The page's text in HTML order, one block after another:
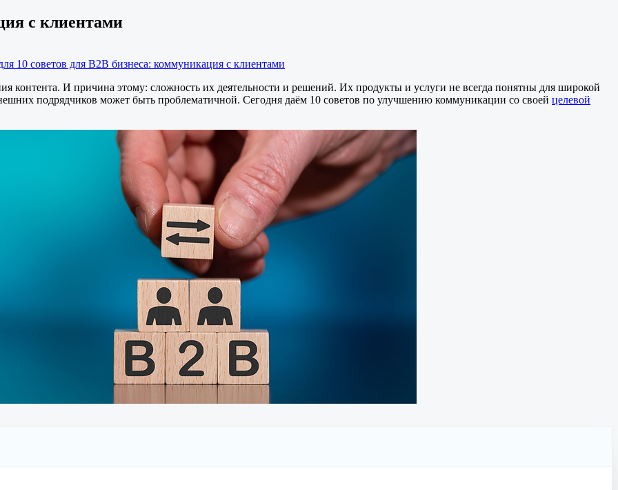
с клиентами
10 советов для B2B бизнеса: коммуникация с клиентами
контента. И причина этому: сложность их деятельности и решений. Их продукты и услуги не всегда понятны для широкой
подрядчиков может быть проблематичной. Сегодня даём 10 советов по улучшению коммуникации со своей целевой